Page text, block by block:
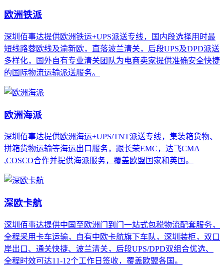
欧洲铁派
深圳佰事达提供欧洲铁运+UPS派送专线，国内段选择用时最
短线路蓉欧线及渝新欧，直落波兰清关，后段UPS及DPD派送
多样化，国外自有专业清关团队为电商卖家提供准确安全快捷
的国际物流运输派送服务。
欧洲海派
深圳佰事达提供欧洲海运+UPS/TNT派送专线，集装箱货物、
拼箱货物运输等海运出口服务，跟长荣EMC，达飞CMA
,COSCO合作并提供海派服务，覆盖欧盟国家和英国。
深欧卡航
深圳佰事达提供中国至欧洲门到门一站式包税物流配套服务，
全程采用卡车运输，自有中欧卡航旗下车队，深圳装柜，双口
岸出口、通关快捷、波兰清关，后段UPS/DPD双组合优选、
全程时效可达11-12个工作日签收，覆盖欧盟各国。